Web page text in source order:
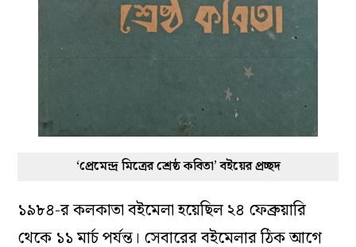
‘প্রেমেন্দ্র মিত্রের শ্রেষ্ঠ কবিতা’ বইয়ের প্রচ্ছদ
১৯৮৪-র কলকাতা বইমেলা হয়েছিল ২৪ ফেব্রুয়ারি
থেকে ১১ মার্চ পর্যন্ত। সেবারের বইমেলার ঠিক আগে